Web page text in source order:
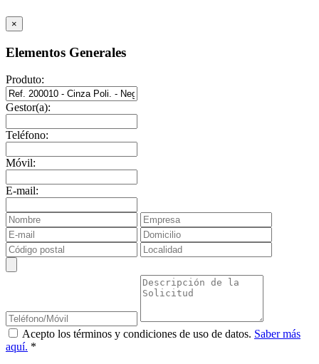
×
Elementos Generales
Produto:
Gestor(a):
Teléfono:
Móvil:
E-mail:
Acepto los términos y condiciones de uso de datos. Saber más
aquí. *